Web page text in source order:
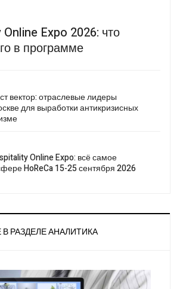
Expo 2026: что
в программе
вектор: отраслевые лидеры
для выработки антикризисных
Online Expo: всё самое
HoReCa 15-25 сентября 2026
РАЗДЕЛЕ АНАЛИТИКА